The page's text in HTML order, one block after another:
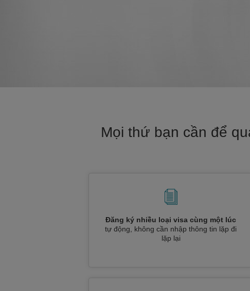
Mọi thứ bạn cần để
Đăng ký nhiều loại visa cùng một lúc
tự động, không cần nhập thông tin lặp đi
lặp lại